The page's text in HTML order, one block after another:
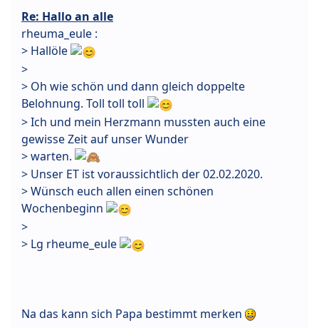
Re: Hallo an alle
rheuma_eule :
> Hallöle
>
> Oh wie schön und dann gleich doppelte
Belohnung. Toll toll toll
> Ich und mein Herzmann mussten auch eine
gewisse Zeit auf unser Wunder
> warten.
> Unser ET ist voraussichtlich der 02.02.2020.
> Wünsch euch allen einen schönen
Wochenbeginn
>
> Lg rheume_eule
Na das kann sich Papa bestimmt merken